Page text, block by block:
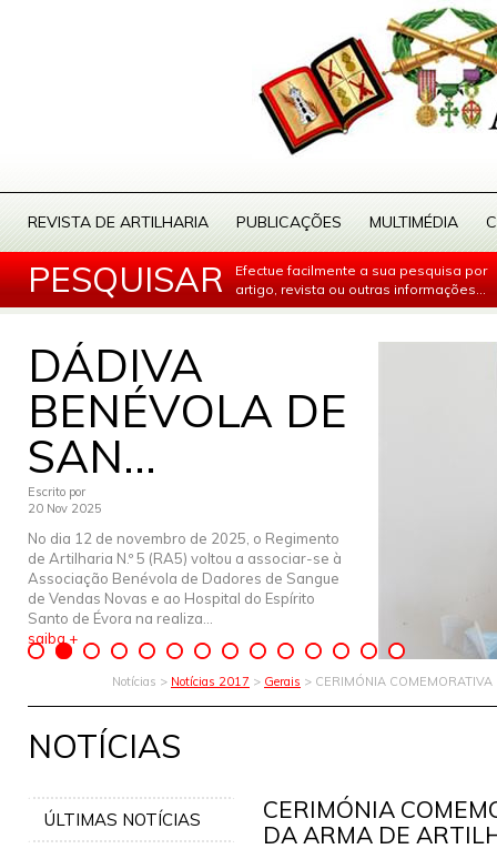
REVISTA DE ARTILHARIA PUBLICAÇÕES MULTIMÉDIA
PESQUISAR
Efectue facilmente a sua pesquisa por
artigo, revista ou outras informações...
DÁDIVA
BENÉVOLA DE
SAN...
Escrito por
20 Nov 2025
No dia 12 de novembro de 2025, o Regimento
de Artilharia N.º 5 (RA5) voltou a associar-se à
Associação Benévola de Dadores de Sangue
de Vendas Novas e ao Hospital do Espírito
Santo de Évora na realiza...
saiba +
Notícias > Notícias 2017 > Gerais > CERIMÓNIA
NOTÍCIAS
ÚLTIMAS NOTÍCIAS
CERIMÓNIA
DA ARMA DE